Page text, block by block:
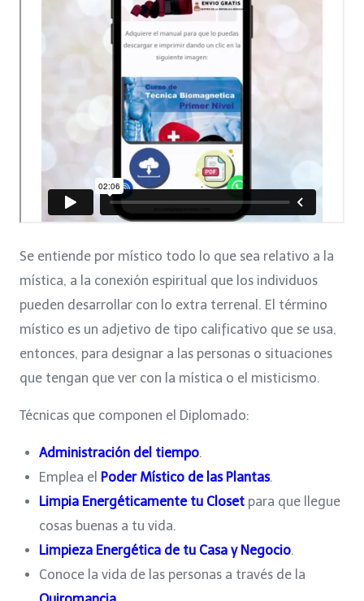
Se entiende por místico todo lo que sea relativo a la
mística, a la conexión espiritual que los individuos
pueden desarrollar con lo extra terrenal. El término
místico es un adjetivo de tipo calificativo que se usa,
entonces, para designar a las personas o situaciones
que tengan que ver con la mística o el misticismo.
Técnicas que componen el Diplomado:
Administración del tiempo.
Emplea el Poder Místico de las Plantas.
Limpia Energéticamente tu Closet para que llegue
cosas buenas a tu vida.
Limpieza Energética de tu Casa y Negocio.
Conoce la vida de las personas a través de la